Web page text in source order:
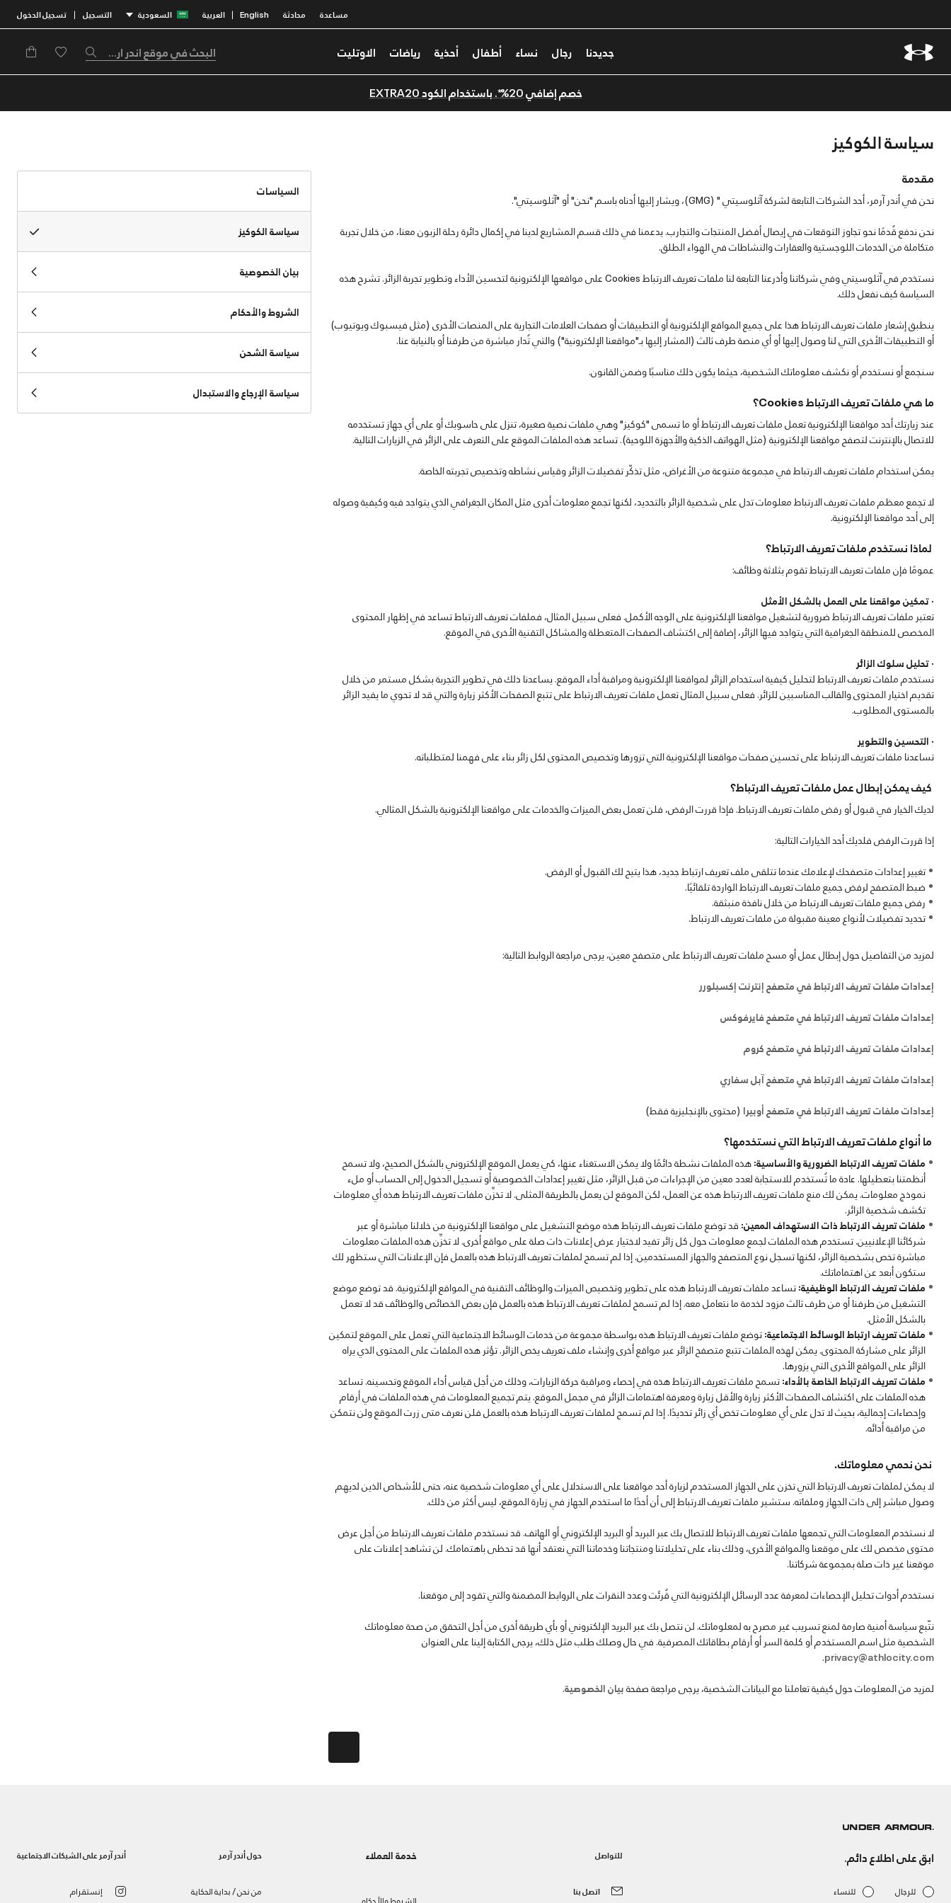
مساعدة محادثة English
| العربية السعودية التسجيل | تسجيل الدخول
جديدنا رجال نساء أطفال أحذية رياضات الاوتليت
خصم إضافي 20%*. باستخدام الكود EXTRA20
سياسة الكوكيز
مقدمة
نحن في أندر آرمر، أحد الشركات التابعة لشركة آثلوسيتي " (GMG)، ويشار إليها أدناه باسم "نحن" أو "آثلوسيتي".
نحن ندفع قُدمًا نحو تجاوز التوقعات في إيصال أفضل المنتجات والتجارب. يدعمنا في ذلك قسم المشاريع لدينا في إكمال دائرة رحلة الزبون معنا، من خلال تجربة
متكاملة من الخدمات اللوجستية والعقارات والنشاطات في الهواء الطلق.
نستخدم في آثلوسيتي وفي شركاتنا وأذرعنا التابعة لنا ملفات تعريف الارتباط Cookies على مواقعها الإلكترونية لتحسين الأداء وتطوير تجربة الزائر. تشرح هذه
السياسة كيف نفعل ذلك.
ينطبق إشعار ملفات تعريف الارتباط هذا على جميع المواقع الإلكترونية أو التطبيقات أو صفحات العلامات التجارية على المنصات الأخرى (مثل فيسبوك ويوتيوب)
أو التطبيقات الأخرى التي لنا وصول إليها أو أي منصة طرف ثالث (المشار إليها بـ"مواقعنا الإلكترونية") والتي تُدار مباشرة من طرفنا أو بالنيابة عنا.
سنجمع أو نستخدم أو نكشف معلوماتك الشخصية، حيثما يكون ذلك مناسبًا وضمن القانون.
ما هي ملفات تعريف الارتباط Cookies؟
عند زيارتك أحد مواقعنا الإلكترونية تعمل ملفات تعريف الارتباط أو ما تسمى "كوكيز" وهي ملفات نصية صغيرة، تنزل على حاسوبك أو على أي جهاز تستخدمه
للاتصال بالإنترنت لتصفح مواقعنا الإلكترونية (مثل الهواتف الذكية والأجهزة اللوحية). تساعد هذه الملفات الموقع على التعرف على الزائر في الزيارات التالية.
يمكن استخدام ملفات تعريف الارتباط في مجموعة متنوعة من الأغراض، مثل تذكّر تفضيلات الزائر وقياس نشاطه وتخصيص تجربته الخاصة.
لا تجمع معظم ملفات تعريف الارتباط معلومات تدل على شخصية الزائر بالتحديد، لكنها تجمع معلومات أخرى مثل المكان الجغرافي الذي يتواجد فيه وكيفية وصوله
إلى أحد مواقعنا الإلكترونية.
لماذا نستخدم ملفات تعريف الارتباط؟
عمومًا فإن ملفات تعريف الارتباط تقوم بثلاثة وظائف:
· تمكين مواقعنا على العمل بالشكل الأمثل
تعتبر ملفات تعريف الارتباط ضرورية لتشغيل مواقعنا الإلكترونية على الوجه الأكمل. فعلى سبيل المثال، فملفات تعريف الارتباط تساعد في إظهار المحتوى
المخصص للمنطقة الجغرافية التي يتواجد فيها الزائر، إضافة إلى اكتشاف الصفحات المتعطلة والمشاكل التقنية الأخرى في الموقع.
· تحليل سلوك الزائر
نستخدم ملفات تعريف الارتباط لتحليل كيفية استخدام الزائر لمواقعنا الإلكترونية ومراقبة أداء الموقع. يساعدنا ذلك في تطوير التجربة بشكل مستمر من خلال
تقديم اختيار المحتوى والقالب المناسبين للزائر. فعلى سبيل المثال تعمل ملفات تعريف الارتباط على تتبع الصفحات الأكثر زيارة والتي قد لا تحوي ما يفيد الزائر
بالمستوى المطلوب.
· التحسين والتطوير
تساعدنا ملفات تعريف الارتباط على تحسين صفحات مواقعنا الإلكترونية التي تزورها وتخصيص المحتوى لكل زائر بناء على فهمنا لمتطلباته.
كيف يمكن إبطال عمل ملفات تعريف الارتباط؟
لديك الخيار في قبول أو رفض ملفات تعريف الارتباط. فإذا قررت الرفض، فلن تعمل بعض الميزات والخدمات على مواقعنا الإلكترونية بالشكل المثالي.
إذا قررت الرفض فلديك أحد الخيارات التالية:
تغيير إعدادات متصفحك لإعلامك عندما تتلقى ملف تعريف ارتباط جديد، هذا يتيح لك القبول أو الرفض.
ضبط المتصفح لرفض جميع ملفات تعريف الارتباط الواردة تلقائيًا.
رفض جميع ملفات تعريف الارتباط من خلال نافذة منبثقة.
تحديد تفضيلات لأنواع معينة مقبولة من ملفات تعريف الارتباط.
لمزيد من التفاصيل حول إبطال عمل أو مسح ملفات تعريف الارتباط على متصفح معين، يرجى مراجعة الروابط التالية:
إعدادات ملفات تعريف الارتباط في متصفح إنترنت إكسبلورر
إعدادات ملفات تعريف الارتباط في متصفح فايرفوكس
إعدادات ملفات تعريف الارتباط في متصفح كروم
إعدادات ملفات تعريف الارتباط في متصفح آبل سفاري
إعدادات ملفات تعريف الارتباط في متصفح أوبيرا (محتوى بالإنجليزية فقط)
ما أنواع ملفات تعريف الارتباط التي نستخدمها؟
ملفات تعريف الارتباط الضرورية والأساسية: هذه الملفات نشطة دائمًا ولا يمكن الاستغناء عنها، كي يعمل الموقع الإلكتروني بالشكل الصحيح، ولا تسمح
أنظمتنا بتعطيلها. عادة ما تُستخدم للاستجابة لعدد معين من الإجراءات من قبل الزائر، مثل تغيير إعدادات الخصوصية أو تسجيل الدخول إلى الحساب أو ملء
نموذج معلومات. يمكن لك منع ملفات تعريف الارتباط هذه عن العمل، لكن الموقع لن يعمل بالطريقة المثلى. لا تخزِّن ملفات تعريف الارتباط هذه أي معلومات
تكشف شخصية الزائر.
ملفات تعريف الارتباط ذات الاستهداف المعين: قد توضع ملفات تعريف الارتباط هذه موضع التشغيل على مواقعنا الإلكترونية من خلالنا مباشرة أو عبر
شركائنا الإعلانيين. تستخدم هذه الملفات لجمع معلومات حول كل زائر تفيد لاختيار عرض إعلانات ذات صلة على مواقع أخرى. لا تخزِّن هذه الملفات معلومات
مباشرة تخص بشخصية الزائر، لكنها تسجل نوع المتصفح والجهاز المستخدمين. إذا لم تسمح لملفات تعريف الارتباط هذه بالعمل فإن الإعلانات التي ستظهر لك
ستكون أبعد عن اهتماماتك.
ملفات تعريف الارتباط الوظيفية: تساعد ملفات تعريف الارتباط هذه على تطوير وتخصيص الميزات والوظائف التقنية في المواقع الإلكترونية. قد توضع موضع
التشغيل من طرفنا أو من طرف ثالث مزود لخدمة ما نتعامل معه. إذا لم تسمح لملفات تعريف الارتباط هذه بالعمل فإن بعض الخصائص والوظائف قد لا تعمل
بالشكل الأمثل.
ملفات تعريف ارتباط الوسائط الاجتماعية: توضع ملفات تعريف الارتباط هذه بواسطة مجموعة من خدمات الوسائط الاجتماعية التي تعمل على الموقع لتمكين
الزائر على مشاركة المحتوى. يمكن لهذه الملفات تتبع متصفح الزائر عبر مواقع أخرى وإنشاء ملف تعريف يخص الزائر. تؤثر هذه الملفات على المحتوى الذي يراه
الزائر على المواقع الأخرى التي يزورها.
ملفات تعريف الارتباط الخاصة بالأداء: تسمح ملفات تعريف الارتباط هذه في إحصاء ومراقبة حركة الزيارات، وذلك من أجل قياس أداء الموقع وتحسينه. تساعد
هذه الملفات على اكتشاف الصفحات الأكثر زيارة والأقل زيارة ومعرفة اهتمامات الزائر في مجمل الموقع. يتم تجميع المعلومات في هذه الملفات في أرقام
وإحصاءات إجمالية، بحيث لا تدل على أي معلومات تخص أي زائر تحديدًا. إذا لم تسمح لملفات تعريف الارتباط هذه بالعمل فلن نعرف متى زرت الموقع ولن نتمكن
من مراقبة أدائه.
نحن نحمي معلوماتك.
لا يمكن لملفات تعريف الارتباط التي تخزن على الجهاز المستخدم لزيارة أحد مواقعنا على الاستدلال على أي معلومات شخصية عنه، حتى للأشخاص الذين لديهم
وصول مباشر إلى ذات الجهاز وملفاته. ستشير ملفات تعريف الارتباط إلى أن أحدًا ما استخدم الجهاز في زيارة الموقع، ليس أكثر من ذلك.
لا نستخدم المعلومات التي تجمعها ملفات تعريف الارتباط للاتصال بك عبر البريد أو البريد الإلكتروني أو الهاتف. قد نستخدم ملفات تعريف الارتباط من أجل عرض
محتوى مخصص لك على موقعنا والمواقع الأخرى، وذلك بناء على تحليلاتنا ومنتجاتنا وخدماتنا التي نعتقد أنها قد تحظى باهتمامك. لن تشاهد إعلانات على
موقعنا غير ذات صلة بمجموعة شركاتنا.
نستخدم أدوات تحليل الإحصاءات لمعرفة عدد الرسائل الإلكترونية التي قُرئت وعدد النقرات على الروابط المضمنة والتي تقود إلى موقعنا.
نتّبع سياسة أمنية صارمة لمنع تسريب غير مصرح به لمعلوماتك. لن نتصل بك عبر البريد الإلكتروني أو بأي طريقة أخرى من أجل التحقق من صحة معلوماتك
الشخصية مثل اسم المستخدم أو كلمة السر أو أرقام بطاقاتك المصرفية. في حال وصلك طلب مثل ذلك، يرجى الكتابة إلينا على العنوان
privacy@athlocity.com
.
لمزيد من المعلومات حول كيفية تعاملنا مع البيانات الشخصية، يرجى مراجعة صفحة بيان الخصوصية.
السياسات
سياسة الكوكيز
بيان الخصوصية
الشروط والأحكام
سياسة الشحن
سياسة الإرجاع والاستبدال
ابق على اطلاع دائم.
للرجال للنساء
للتواصل
اتصل بنا
خدمة العملاء
الشروط والأحكام
حول أندر آرمر
من نحن / بداية الحكاية
أندر آرمر على الشبكات الاجتماعية
إنستقرام